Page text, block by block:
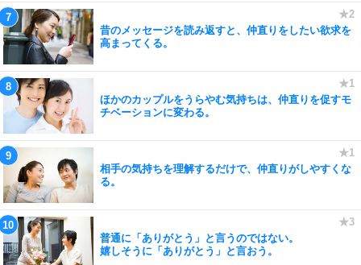
昔のメッセージを読み返すと、仲直りをしたい欲求を
高まってくる。
ほかのカップルをうらやむ気持ちは、仲直りを促すモ
チベーションに変わる。
相手の気持ちを理解するだけで、仲直りがしやすくな
る。
普通に「ありがとう」と言うのではない。
嬉しそうに「ありがとう」と言おう。